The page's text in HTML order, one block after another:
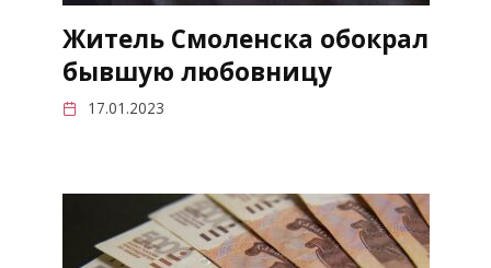
Житель Смоленска обокрал
бывшую любовницу
17.01.2023